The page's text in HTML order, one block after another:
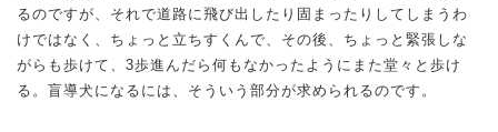
るのですが、それで道路に飛び出したり固まったりしてしまうわ
けではなく、ちょっと立ちすくんで、その後、ちょっと緊張しな
がらも歩けて、3歩進んだら何もなかったようにまた堂々と歩け
る。盲導犬になるには、そういう部分が求められるのです。